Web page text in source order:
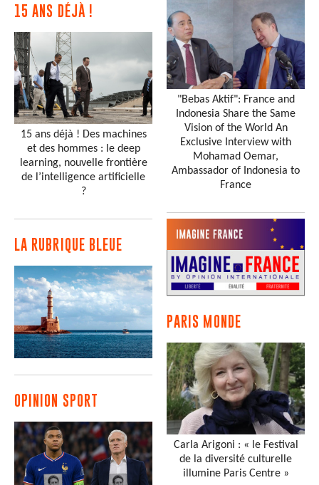
15 ANS DÉJÀ !
15 ans déjà ! Des machines
et des hommes : le deep
learning, nouvelle frontière
de l’intelligence artificielle
?
LA RUBRIQUE BLEUE
OPINION SPORT
"Bebas Aktif": France and
Indonesia Share the Same
Vision of the World An
Exclusive Interview with
Mohamad Oemar,
Ambassador of Indonesia to
France
PARIS MONDE
Carla Arigoni : « le Festival
de la diversité culturelle
illumine Paris Centre »